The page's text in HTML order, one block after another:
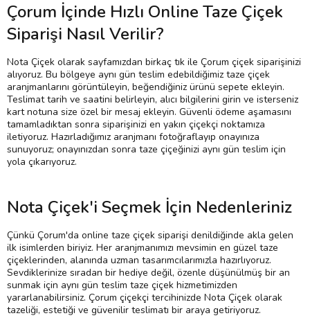
Çorum İçinde Hızlı Online Taze Çiçek
Siparişi Nasıl Verilir?
Nota Çiçek olarak sayfamızdan birkaç tık ile Çorum çiçek siparişinizi
alıyoruz. Bu bölgeye aynı gün teslim edebildiğimiz taze çiçek
aranjmanlarını görüntüleyin, beğendiğiniz ürünü sepete ekleyin.
Teslimat tarih ve saatini belirleyin, alıcı bilgilerini girin ve isterseniz
kart notuna size özel bir mesaj ekleyin. Güvenli ödeme aşamasını
tamamladıktan sonra siparişinizi en yakın çiçekçi noktamıza
iletiyoruz. Hazırladığımız aranjmanı fotoğraflayıp onayınıza
sunuyoruz; onayınızdan sonra taze çiçeğinizi aynı gün teslim için
yola çıkarıyoruz.
Nota Çiçek'i Seçmek İçin Nedenleriniz
Çünkü Çorum'da online taze çiçek siparişi denildiğinde akla gelen
ilk isimlerden biriyiz. Her aranjmanımızı mevsimin en güzel taze
çiçeklerinden, alanında uzman tasarımcılarımızla hazırlıyoruz.
Sevdiklerinize sıradan bir hediye değil, özenle düşünülmüş bir an
sunmak için aynı gün teslim taze çiçek hizmetimizden
yararlanabilirsiniz. Çorum çiçekçi tercihinizde Nota Çiçek olarak
tazeliği, estetiği ve güvenilir teslimatı bir araya getiriyoruz.